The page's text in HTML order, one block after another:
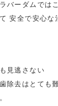
バーダムでは
安全で安心な
見逃さない
除去はとても